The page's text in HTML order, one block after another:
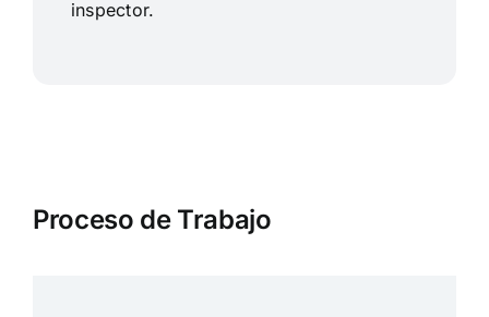
inspector.
Proceso de Trabajo